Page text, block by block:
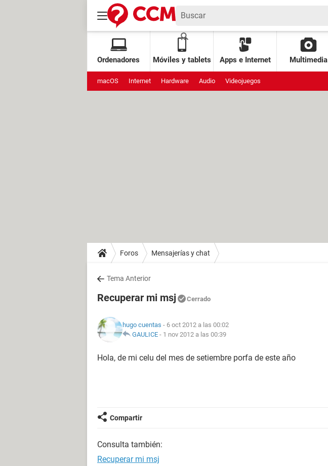
Ordenadores Móviles y tablets Apps e Internet Multimedia
macOS Internet Hardware Audio Videojuegos
Foros Mensajerías y chat
Tema Anterior
Recuperar mi msj Cerrado
hugo cuentas - 6 oct 2012 a las 00:02
GAULICE - 1 nov 2012 a las 00:39
Hola, de mi celu del mes de setiembre porfa de este año
Compartir
Consulta también:
Recuperar mi msj